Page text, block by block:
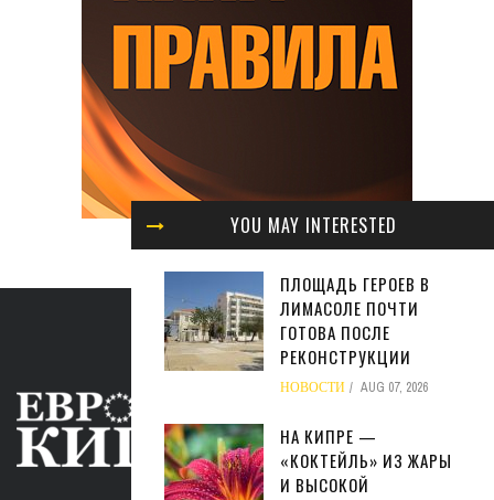
YOU MAY INTERESTED
ПЛОЩАДЬ ГЕРОЕВ В
ЛИМАСОЛЕ ПОЧТИ
ГОТОВА ПОСЛЕ
РЕКОНСТРУКЦИИ
НОВОСТИ AUG 07, 2026
НА КИПРЕ —
«КОКТЕЙЛЬ» ИЗ ЖАРЫ
И ВЫСОКОЙ